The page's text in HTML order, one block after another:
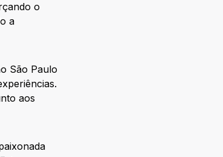
o
a
São Paulo
aos